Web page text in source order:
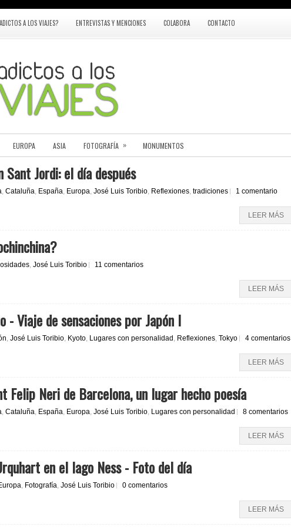
A LOS VIAJES? ENTREVISTAS Y MENCIONES COLABORA CONTACTO
EUROPA ASIA FOTOGRAFÍA » MONUMENTOS
Sant Jordi: el día después
, Cataluña, España, Europa, José Luis Toribio, Reflexiones, tradiciones 1 comentario
LEER MÁS
, José Luis Toribio 11 comentarios
LEER MÁS
- Viaje de sensaciones por Japón I
, José Luis Toribio, Kyoto, Lugares con personalidad , Reflexiones, Tokyo 4 comentarios
LEER MÁS
Felip Neri de Barcelona, un lugar hecho poesía
, Cataluña, España, Europa, José Luis Toribio, Lugares con personalidad 8 comentarios
LEER MÁS
en el lago Ness - Foto del día
, Fotografía, José Luis Toribio 0 comentarios
LEER MÁS